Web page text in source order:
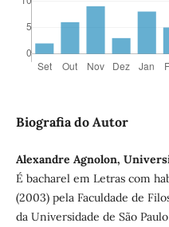
Biografia do Autor
Alexandre Agnolon,
É bacharel em Letras com
(2003) pela Faculdade de
da Universidade de São